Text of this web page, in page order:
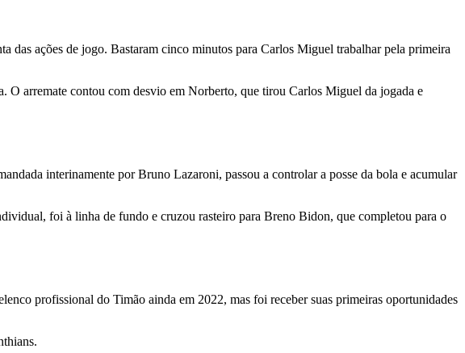
das ações de jogo. Bastaram cinco minutos para Carlos Miguel trabalhar pela primeira
O arremate contou com desvio em Norberto, que tirou Carlos Miguel da jogada e
interinamente por Bruno Lazaroni, passou a controlar a posse da bola e acumular
foi à linha de fundo e cruzou rasteiro para Breno Bidon, que completou para o
profissional do Timão ainda em 2022, mas foi receber suas primeiras oportunidades